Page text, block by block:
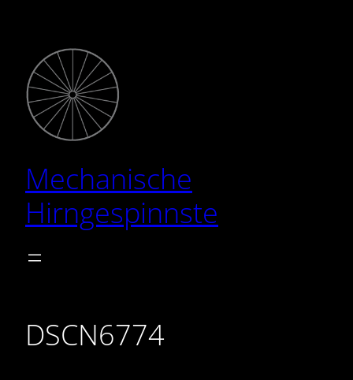
springen
Mechanische
Hirngespinnste
DSCN6774